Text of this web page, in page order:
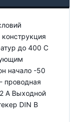
до 400 С
начало -50
проводная
A Выходной
DIN B